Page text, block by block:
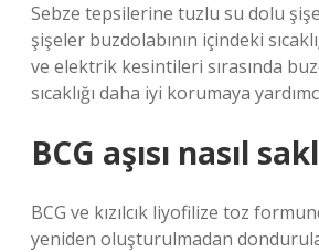
Sebze tepsilerine tuzlu su dolu
şişeler buzdolabının içindeki
ve elektrik kesintileri sırasında
sıcaklığı daha iyi korumaya
BCG aşısı nasıl
BCG ve kızılcık liyofilize toz
yeniden oluşturulmadan